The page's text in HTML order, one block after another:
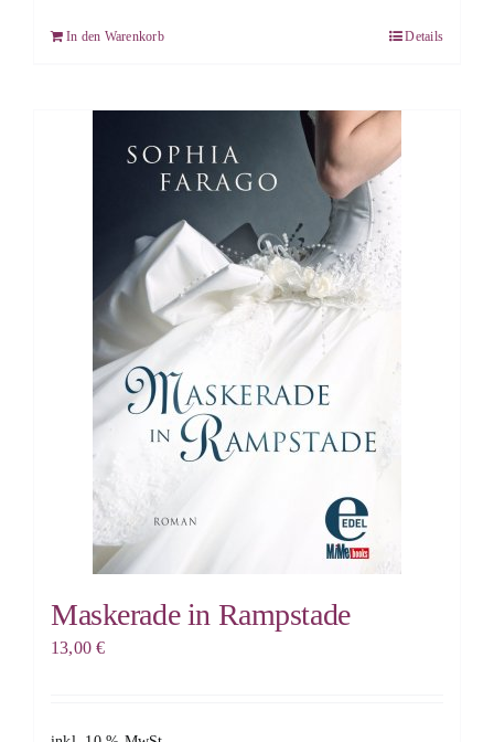
In den Warenkorb Details
Maskerade in Rampstade
13,00€